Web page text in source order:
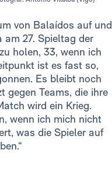
von Balaídos auf und
am 27. Spieltag der
holen, 33, wenn ich
ist es fast so,
Es bleibt noch
gegen Teams, die ihre
wird ein Krieg.
wenn ich mich nicht
was die Spieler auf